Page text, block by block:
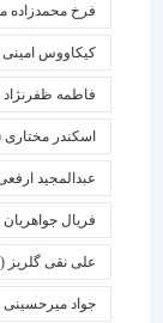
فرخ محمدزاده مهر(3)
کیکاووس امینی(3)
فاطمه ظفرنژاد(3)
اسكندر مختاری (3)
عبدالمجید ارفعی(3)
فریال جواهریان(2)
علی نقی گلریز(2)
جواد میرحسینی(2)